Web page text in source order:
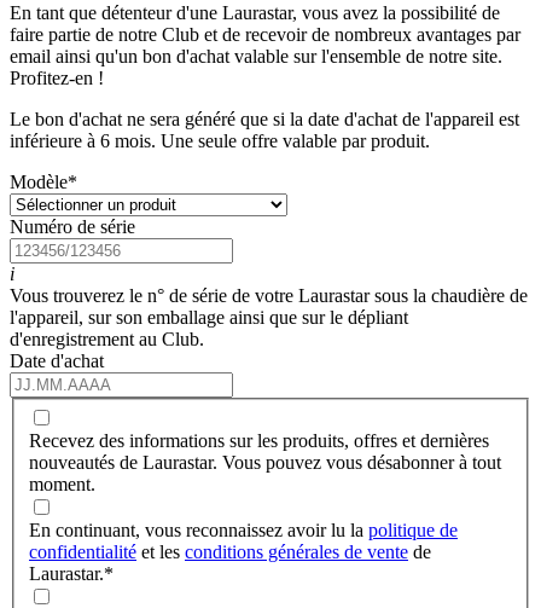
En tant que détenteur d'une Laurastar, vous avez la possibilité de
faire partie de notre Club et de recevoir de nombreux avantages par
email ainsi qu'un bon d'achat valable sur l'ensemble de notre site.
Profitez-en !
Le bon d'achat ne sera généré que si la date d'achat de l'appareil est
inférieure à 6 mois. Une seule offre valable par produit.
Modèle*
Numéro de série
i
Vous trouverez le n° de série de votre Laurastar sous la chaudière de
l'appareil, sur son emballage ainsi que sur le dépliant
d'enregistrement au Club.
Date d'achat
Recevez des informations sur les produits, offres et dernières
nouveautés de Laurastar. Vous pouvez vous désabonner à tout
moment.
En continuant, vous reconnaissez avoir lu la politique de
confidentialité et les conditions générales de vente de
Laurastar.*